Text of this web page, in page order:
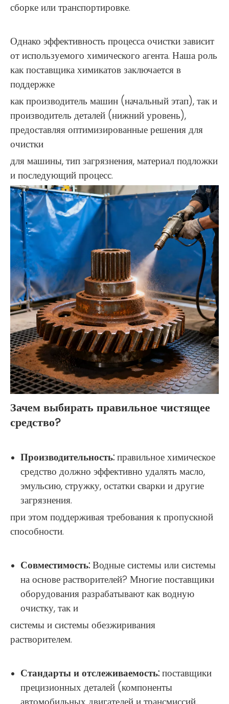
сборке или транспортировке.
Однако эффективность процесса очистки зависит
от используемого химического агента. Наша роль
как поставщика химикатов заключается в
поддержке
как производитель машин (начальный этап), так и
производитель деталей (нижний уровень),
предоставляя оптимизированные решения для
очистки
для машины, тип загрязнения, материал подложки
и последующий процесс.
Зачем выбирать правильное чистящее
средство?
Производительность:правильное химическое
средство должно эффективно удалять масло,
эмульсию, стружку, остатки сварки и другие
загрязнения.
при этом поддерживая требования к пропускной
способности.
Совместимость:Водные системы или системы
на основе растворителей? Многие поставщики
оборудования разрабатывают как водную
очистку, так и
системы и системы обезжиривания
растворителем.
Стандарты и отслеживаемость:поставщики
прецизионных деталей (компоненты